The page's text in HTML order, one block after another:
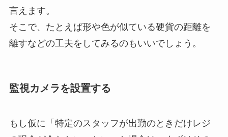
言えます。
そこで、たとえば形や色が似ている硬貨の距離を
離すなどの工夫をしてみるのもいいでしょう。
監視カメラを設置する
もし仮に「特定のスタッフが出勤のときだけレジ